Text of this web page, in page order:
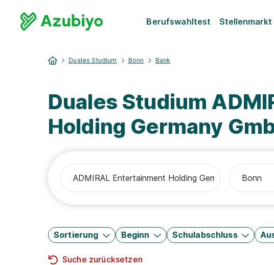
Berufswahltest Stellenmarkt
Duales Studium Bonn Bank
Duales Studium
Holding Germany
Sortierung Beginn Schulabschluss
Suche zurücksetzen